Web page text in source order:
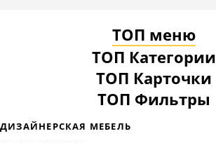
ТОП меню
ТОП Категории
ТОП Карточки
ТОП Фильтры